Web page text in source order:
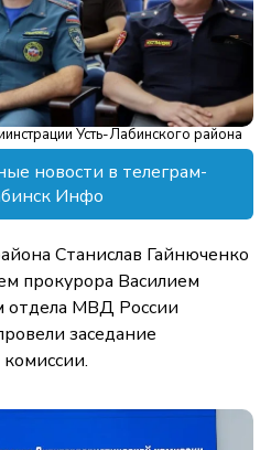
Усть-Лабинского района
новости в телеграм-
Инфо
Станислав Гайнюченко
прокурора Василием
отдела МВД России
заседание